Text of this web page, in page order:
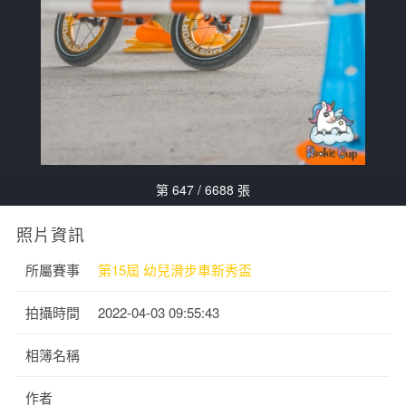
第 647 / 6688 張
照片資訊
所屬賽事 第15屆 幼兒滑步車新秀盃
拍攝時間 2022-04-03 09:55:43
相簿名稱
作者